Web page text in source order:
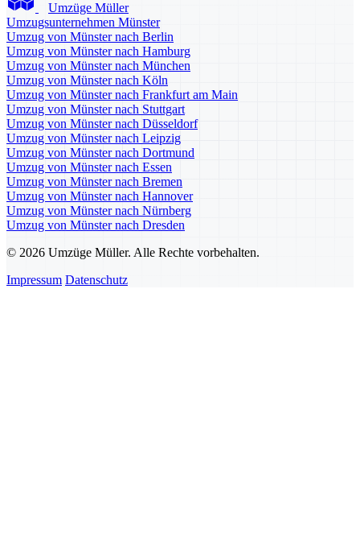
Umzüge Müller
Umzugsunternehmen Münster
Umzug von Münster nach Berlin
Umzug von Münster nach Hamburg
Umzug von Münster nach München
Umzug von Münster nach Köln
Umzug von Münster nach Frankfurt am Main
Umzug von Münster nach Stuttgart
Umzug von Münster nach Düsseldorf
Umzug von Münster nach Leipzig
Umzug von Münster nach Dortmund
Umzug von Münster nach Essen
Umzug von Münster nach Bremen
Umzug von Münster nach Hannover
Umzug von Münster nach Nürnberg
Umzug von Münster nach Dresden
© 2026 Umzüge Müller. Alle Rechte vorbehalten.
Impressum Datenschutz